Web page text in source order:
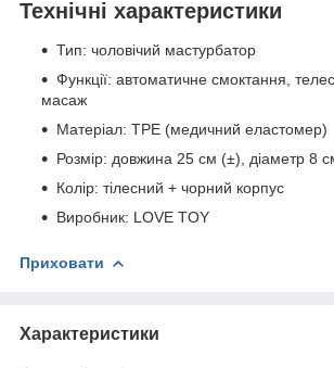
Технічні характеристики
Тип: чоловічий мастурбатор
Функції: автоматичне смоктання,
масаж
Матеріал: TPE (медичний еластомер)
Розмір: довжина 25 см (±), діаметр 8
Колір: тілесний + чорний корпус
Виробник: LOVE TOY
Приховати
Характеристики